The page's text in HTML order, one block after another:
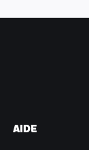
AIDE